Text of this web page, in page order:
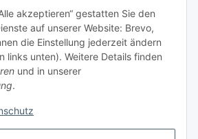
akzeptieren“ gestatten Sie den
auf unserer Website: Brevo,
die Einstellung jederzeit ändern
links unten). Weitere Details finden
und in unserer
.
können Sie gerne bei uns im Lager